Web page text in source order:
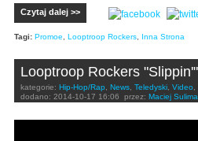
Czytaj dalej >>
Tagi: Promoe Looptroop Rockers Inna Strona
Looptroop Rockers
kategorie: Hip-Hop/Rap News Teledyski Video
dodano: 2014-10-17 16:06 przez: Maciej Sulima